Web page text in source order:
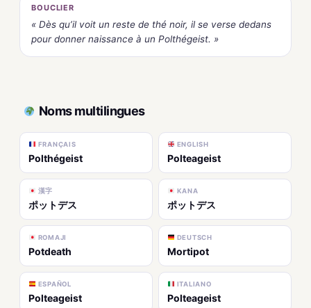
BOUCLIER
« Dès qu’il voit un reste de thé noir, il se verse dedans
pour donner naissance à un Polthégeist. »
Noms multilingues
FRANÇAIS
Polthégeist
ENGLISH
Polteageist
漢字
ポットデス
KANA
ポットデス
ROMAJI
Potdeath
DEUTSCH
Mortipot
ESPAÑOL
Polteageist
ITALIANO
Polteageist